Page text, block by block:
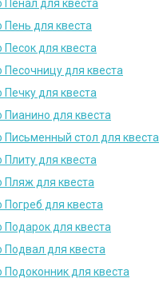
Пенал для квеста
Пень для квеста
Песок для квеста
Песочницу для квеста
Печку для квеста
Пианино для квеста
Письменный стол для квеста
Плиту для квеста
Пляж для квеста
Погреб для квеста
Подарок для квеста
Подвал для квеста
Подоконник для квеста